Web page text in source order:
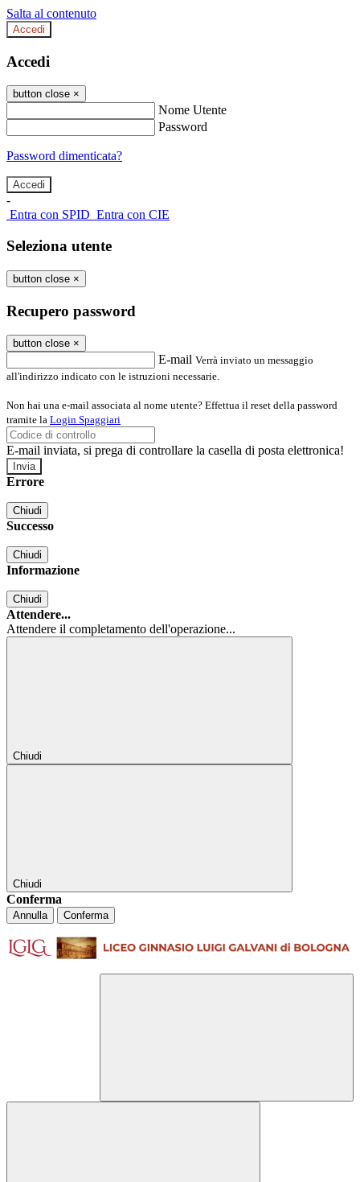
Salta al contenuto
Accedi
Accedi
button close ×
Nome Utente
Password
Password dimenticata?
-
Entra con SPID Entra con CIE
Seleziona utente
button close ×
Recupero password
button close ×
E-mail Verrà inviato un messaggio
all'indirizzo indicato con le istruzioni necessarie.
Non hai una e-mail associata al nome utente? Effettua il reset della password
tramite la Login Spaggiari
E-mail inviata, si prega di controllare la casella di posta elettronica!
Errore
Chiudi
Successo
Chiudi
Informazione
Chiudi
Attendere...
Attendere il completamento dell'operazione...
Chiudi
Chiudi
Conferma
Annulla Conferma